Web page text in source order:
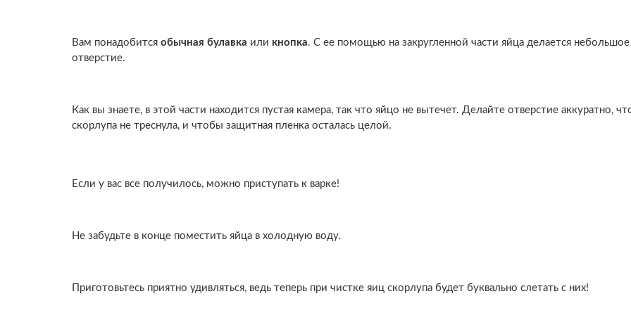
Вам понадобится обычная булавка или кнопка. С ее помощью на закругленной части яйца делается небольшое
отверстие.
Как вы знаете, в этой части находится пустая камера, так что яйцо не вытечет. Делайте отверстие аккуратно,
скорлупа не треснула, и чтобы защитная пленка осталась целой.
Если у вас все получилось, можно приступать к варке!
Не забудьте в конце поместить яйца в холодную воду.
Приготовьтесь приятно удивляться, ведь теперь при чистке яиц скорлупа будет буквально слетать с них!